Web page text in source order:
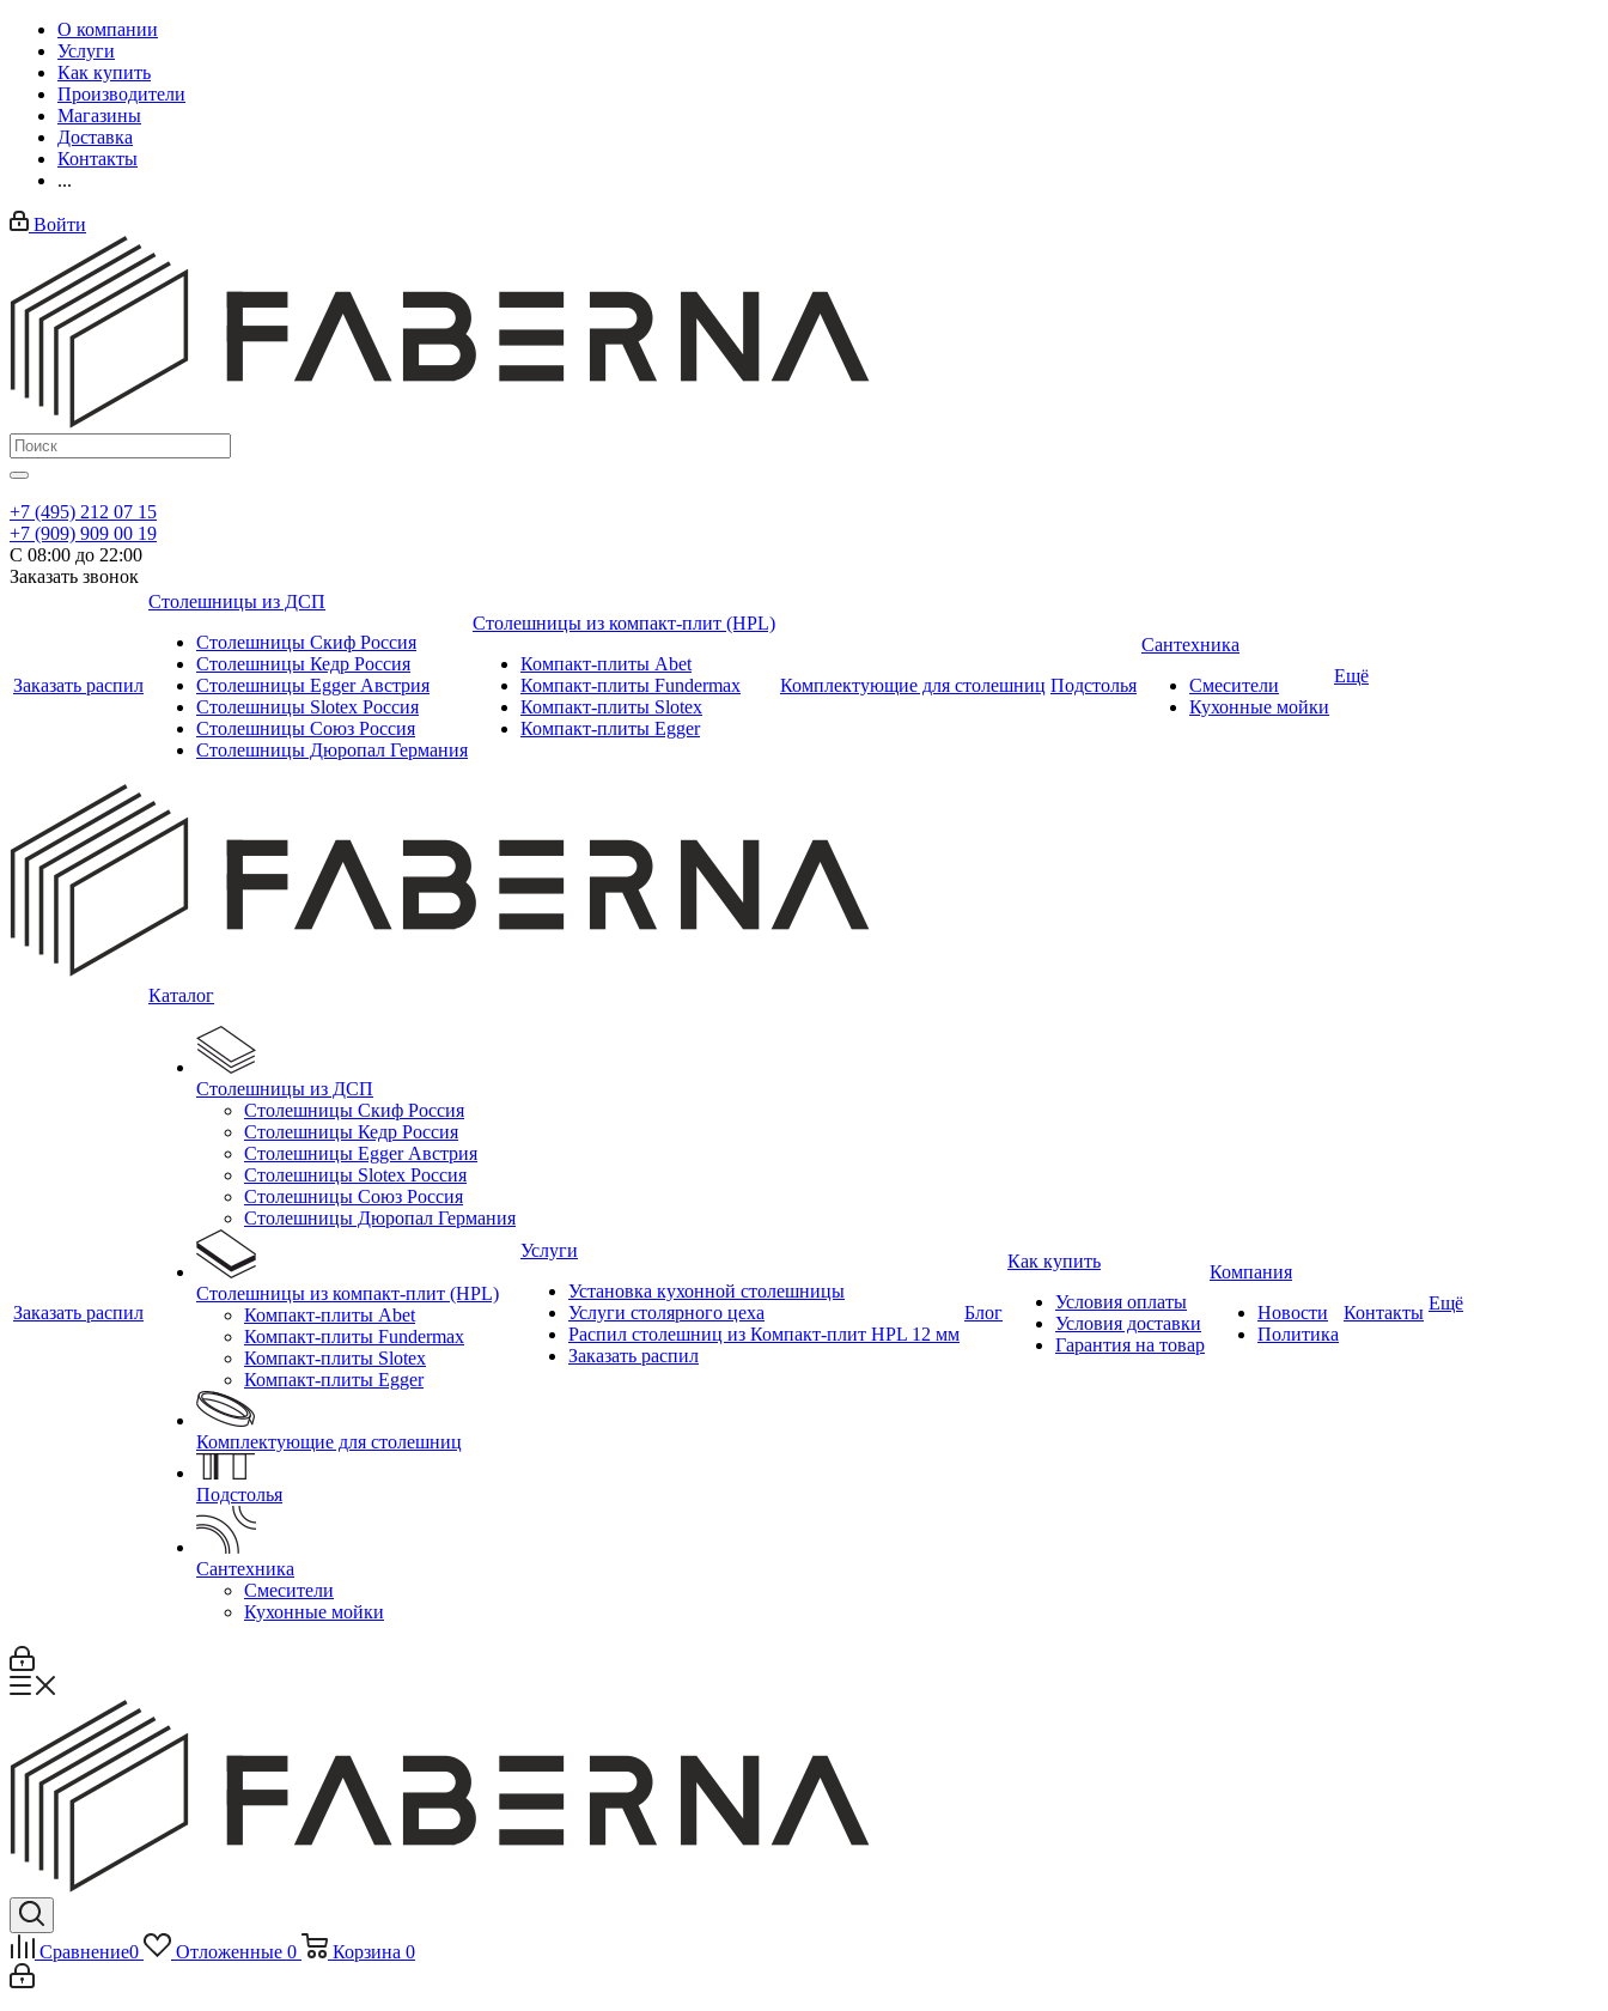
О компании
Услуги
Как купить
Производители
Магазины
Доставка
Контакты
...
Войти
+7 (495) 212 07 15
+7 (909) 909 00 19
С 08:00 до 22:00
Заказать звонок
Заказать распил
Столешницы из ДСП
Столешницы Скиф Россия
Столешницы Кедр Россия
Столешницы Egger Австрия
Столешницы Slotex Россия
Столешницы Союз Россия
Столешницы Дюропал Германия
Столешницы из компакт-плит (HPL)
Компакт-плиты Abet
Компакт-плиты Fundermax
Компакт-плиты Slotex
Компакт-плиты Egger
Комплектующие для столешниц Подстолья
Сантехника
Смесители
Кухонные мойки
Ещё
Заказать распил
Каталог
Столешницы из ДСП
Столешницы Скиф Россия
Столешницы Кедр Россия
Столешницы Egger Австрия
Столешницы Slotex Россия
Столешницы Союз Россия
Столешницы Дюропал Германия
Столешницы из компакт-плит (HPL)
Компакт-плиты Abet
Компакт-плиты Fundermax
Компакт-плиты Slotex
Компакт-плиты Egger
Комплектующие для столешниц
Подстолья
Сантехника
Смесители
Кухонные мойки
Услуги
Установка кухонной столешницы
Услуги столярного цеха
Распил столешниц из Компакт-плит HPL 12 мм
Заказать распил
Блог
Как купить
Условия оплаты
Условия доставки
Гарантия на товар
Компания
Новости
Политика
Контакты Ещё
Сравнение0 Отложенные 0 Корзина 0